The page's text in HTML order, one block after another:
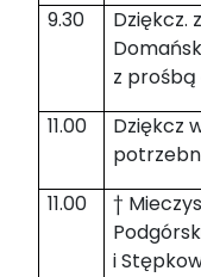
9.30
Dziękcz.
z prośbą
11.00
Dziękcz
11.00
†
i